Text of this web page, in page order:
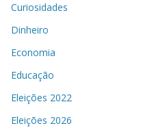
Curiosidades
Dinheiro
Economia
Educação
Eleições 2022
Eleições 2026